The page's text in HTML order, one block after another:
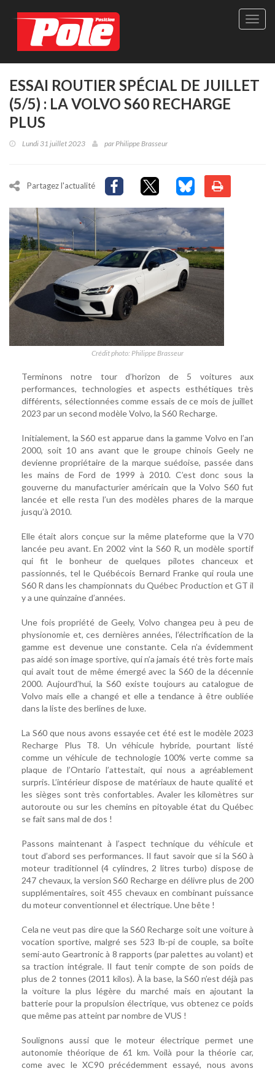
Site
-
ESSAI ROUTIER SPÉCIAL DE JUILLET
(5/5) : LA VOLVO S60 RECHARGE
PLUS
Lundi 31 juillet 2023 parPhilippe Brasseur
Partagez l'actualité
Crédit photo: Philippe Brasseur
Terminons notre tour d’horizon de 5 voitures aux
performances, technologies et aspects esthétiques très
différents, sélectionnées comme essais de ce mois de juillet
2023 par un second modèle Volvo, la S60 Recharge.
Initialement, la S60 est apparue dans la gamme Volvo en l’an
2000, soit 10 ans avant que le groupe chinois Geely ne
devienne propriétaire de la marque suédoise, passée dans
les mains de Ford de 1999 à 2010. C’est donc sous la
gouverne du manufacturier américain que la Volvo S60 fut
lancée et elle resta l’un des modèles phares de la marque
jusqu’à 2010.
Elle était alors conçue sur la même plateforme que la V70
lancée peu avant. En 2002 vint la S60 R, un modèle sportif
qui fit le bonheur de quelques pilotes chanceux et
passionnés, tel le Québécois Bernard Franke qui roula une
S60 R dans les championnats du Québec Production et GT il
y a une quinzaine d’années.
Une fois propriété de Geely, Volvo changea peu à peu de
physionomie et, ces dernières années, l’électrification de la
gamme est devenue une constante. Cela n’a évidemment
pas aidé son image sportive, qui n’a jamais été très forte mais
qui avait tout de même émergé avec la S60 de la décennie
2000. Aujourd’hui, la S60 existe toujours au catalogue de
Volvo mais elle a changé et elle a tendance à être oubliée
dans la liste des berlines de luxe.
La S60 que nous avons essayée cet été est le modèle 2023
Recharge Plus T8. Un véhicule hybride, pourtant listé
comme un véhicule de technologie 100% verte comme sa
plaque de l’Ontario l’attestait, qui nous a agréablement
surpris. L’intérieur dispose de matériaux de haute qualité et
les sièges sont très confortables. Avaler les kilomètres sur
autoroute ou sur les chemins en pitoyable état du Québec
se fait sans mal de dos !
Passons maintenant à l’aspect technique du véhicule et
tout d’abord ses performances. Il faut savoir que si la S60 à
moteur traditionnel (4 cylindres, 2 litres turbo) dispose de
247 chevaux, la version S60 Recharge en délivre plus de 200
supplémentaires, soit 455 chevaux en combinant puissance
du moteur conventionnel et électrique. Une bête !
Cela ne veut pas dire que la S60 Recharge soit une voiture à
vocation sportive, malgré ses 523 lb-pi de couple, sa boîte
semi-auto Geartronic à 8 rapports (par palettes au volant) et
sa traction intégrale. Il faut tenir compte de son poids de
plus de 2 tonnes (2011 kilos). À la base, la S60 n’est déjà pas
la voiture la plus légère du marché mais en ajoutant la
batterie pour la propulsion électrique, vus obtenez ce poids
que même pas atteint par nombre de VUS !
Soulignons aussi que le moteur électrique permet une
autonomie théorique de 61 km. Voilà pour la théorie car,
come avec le XC90 précédemment essayé, nous avons